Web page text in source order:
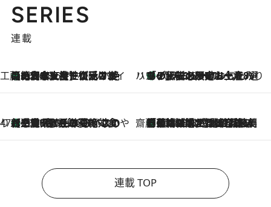
SERIES
連載
工藤まやのおもてなしハワイ
2026.8.6
【ハワイ土産】ローカルの絶大な支持で復活！ 絶品の幻クッキー《元ファンの日本人女性が受け継いだ名店》 ハワイ賢者 リサのお気に入りリスト2026.8.6
あの伝説の限定トートも！ リニューアルした「ディーン＆デルーカ ハワイ」で必須のお土産8選
47都道府県の手みやげ ひんやりスイーツで夏を満喫
2026.8.6
【三重県】この夏絶対食べたい 冷やしておいしいおやつ3選 お餅×アイスの新感覚スイーツ 齋藤 薫 美容脳ルネサンス
2026.8.6
「荷物が増えるほど旅ストレスは増す」美容ジャーナリストがたどり着いた最終結論。“化粧品を劇的に減らす”感動の凝縮美容とは
連載 TOP